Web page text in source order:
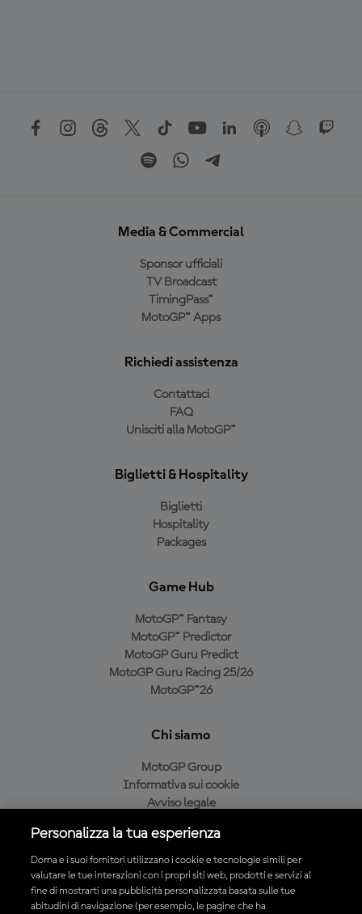
Media & Commercial
Sponsor ufficiali
TV Broadcast
TimingPass™
MotoGP™ Apps
Richiedi assistenza
Contattaci
FAQ
Unisciti alla MotoGP™
Biglietti & Hospitality
Biglietti
Hospitality
Packages
Game Hub
MotoGP™ Fantasy
MotoGP™ Predictor
MotoGP Guru Predict
MotoGP Guru Racing 25/26
MotoGP™26
Chi siamo
MotoGP Group
Informativa sui cookie
Avviso legale
Condizioni di acquisto
Scarica l'app ufficiale MotoGP™
Personalizza la tua esperienza
Dorna e i suoi fornitori utilizzano i cookie e tecnologie simili per
valutare le tue interazioni con i propri siti web, prodotti e servizi al
fine di mostrarti una pubblicità personalizzata basata sulle tue
abitudini di navigazione (per esempio, le pagine che ha